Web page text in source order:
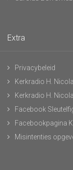
Extra
Privacybeleid
Kerkradio H.
Kerkradio H.
Facebook
Facebookpagina
Misintenties